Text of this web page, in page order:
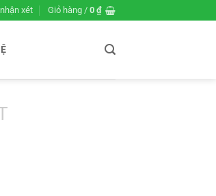
xét Giỏ hàng / 0 ₫